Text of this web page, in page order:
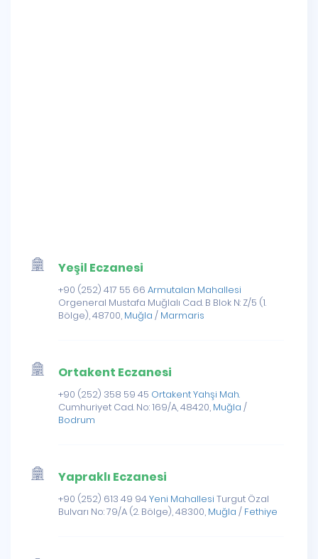
Yeşil Eczanesi
+90 (252) 417 55 66 Armutalan Mahallesi
Orgeneral Mustafa Muğlalı Cad. B Blok N: Z/5 (1.
Bölge), 48700, Muğla / Marmaris
Ortakent Eczanesi
+90 (252) 358 59 45 Ortakent Yahşi Mah.
Cumhuriyet Cad. No: 169/A, 48420, Muğla /
Bodrum
Yapraklı Eczanesi
+90 (252) 613 49 94Yeni Mahallesi Turgut Özal
Bulvarı No: 79/A (2. Bölge), 48300, Muğla / Fethiye